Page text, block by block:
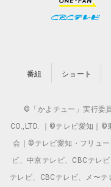
番組 ショート
©「かよチュー」実行委
CO.,LTD. ｜©テレビ愛知｜
会｜©テレビ愛知・フリュ
ビ、中京テレビ、CBCテレ
テレビ、CBCテレビ、メ〜